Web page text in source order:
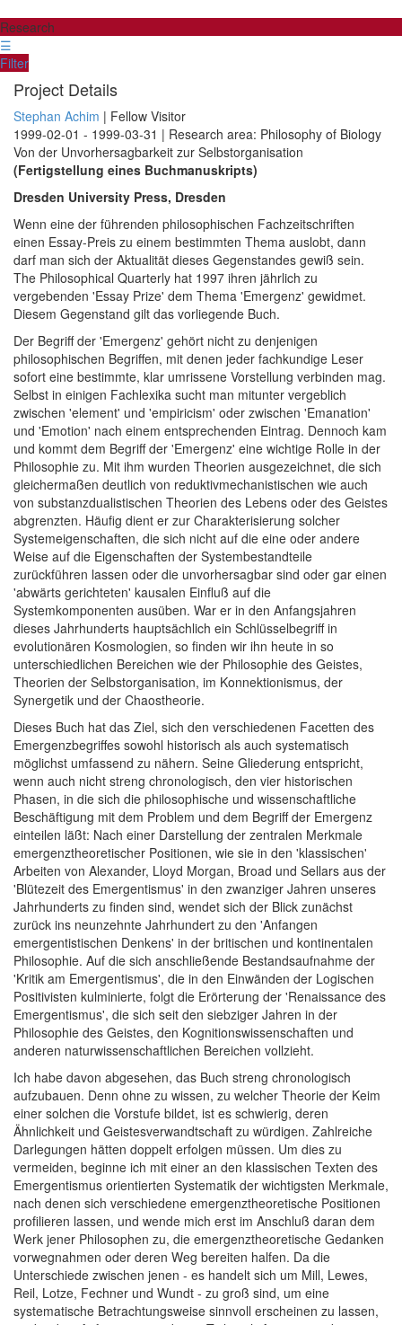
Research
☰
Filter
Project Details
Stephan Achim | Fellow Visitor
1999-02-01 - 1999-03-31 | Research area: Philosophy of Biology
Von der Unvorhersagbarkeit zur Selbstorganisation
(Fertigstellung eines Buchmanuskripts)
Dresden University Press, Dresden
Wenn eine der führenden philosophischen Fachzeitschriften
einen Essay-Preis zu einem bestimmten Thema auslobt, dann
darf man sich der Aktualität dieses Gegenstandes gewiß sein.
The Philosophical Quarterly hat 1997 ihren jährlich zu
vergebenden 'Essay Prize' dem Thema 'Emergenz' gewidmet.
Diesem Gegenstand gilt das vorliegende Buch.
Der Begriff der 'Emergenz' gehört nicht zu denjenigen
philosophischen Begriffen, mit denen jeder fachkundige Leser
sofort eine bestimmte, klar umrissene Vorstellung verbinden mag.
Selbst in einigen Fachlexika sucht man mitunter vergeblich
zwischen 'element' und 'empiricism' oder zwischen 'Emanation'
und 'Emotion' nach einem entsprechenden Eintrag. Dennoch kam
und kommt dem Begriff der 'Emergenz' eine wichtige Rolle in der
Philosophie zu. Mit ihm wurden Theorien ausgezeichnet, die sich
gleichermaßen deutlich von reduktivmechanistischen wie auch
von substanzdualistischen Theorien des Lebens oder des Geistes
abgrenzten. Häufig dient er zur Charakterisierung solcher
Systemeigenschaften, die sich nicht auf die eine oder andere
Weise auf die Eigenschaften der Systembestandteile
zurückführen lassen oder die unvorhersagbar sind oder gar einen
'abwärts gerichteten' kausalen Einfluß auf die
Systemkomponenten ausüben. War er in den Anfangsjahren
dieses Jahrhunderts hauptsächlich ein Schlüsselbegriff in
evolutionären Kosmologien, so finden wir ihn heute in so
unterschiedlichen Bereichen wie der Philosophie des Geistes,
Theorien der Selbstorganisation, im Konnektionismus, der
Synergetik und der Chaostheorie.
Dieses Buch hat das Ziel, sich den verschiedenen Facetten des
Emergenzbegriffes sowohl historisch als auch systematisch
möglichst umfassend zu nähern. Seine Gliederung entspricht,
wenn auch nicht streng chronologisch, den vier historischen
Phasen, in die sich die philosophische und wissenschaftliche
Beschäftigung mit dem Problem und dem Begriff der Emergenz
einteilen läßt: Nach einer Darstellung der zentralen Merkmale
emergenztheoretischer Positionen, wie sie in den 'klassischen'
Arbeiten von Alexander, Lloyd Morgan, Broad und Sellars aus der
'Blütezeit des Emergentismus' in den zwanziger Jahren unseres
Jahrhunderts zu finden sind, wendet sich der Blick zunächst
zurück ins neunzehnte Jahrhundert zu den 'Anfangen
emergentistischen Denkens' in der britischen und kontinentalen
Philosophie. Auf die sich anschließende Bestandsaufnahme der
'Kritik am Emergentismus', die in den Einwänden der Logischen
Positivisten kulminierte, folgt die Erörterung der 'Renaissance des
Emergentismus', die sich seit den siebziger Jahren in der
Philosophie des Geistes, den Kognitionswissenschaften und
anderen naturwissenschaftlichen Bereichen vollzieht.
Ich habe davon abgesehen, das Buch streng chronologisch
aufzubauen. Denn ohne zu wissen, zu welcher Theorie der Keim
einer solchen die Vorstufe bildet, ist es schwierig, deren
Ähnlichkeit und Geistesverwandtschaft zu würdigen. Zahlreiche
Darlegungen hätten doppelt erfolgen müssen. Um dies zu
vermeiden, beginne ich mit einer an den klassischen Texten des
Emergentismus orientierten Systematik der wichtigsten Merkmale,
nach denen sich verschiedene emergenztheoretische Positionen
profilieren lassen, und wende mich erst im Anschluß daran dem
Werk jener Philosophen zu, die emergenztheoretische Gedanken
vorwegnahmen oder deren Weg bereiten halfen. Da die
Unterschiede zwischen jenen - es handelt sich um Mill, Lewes,
Reil, Lotze, Fechner und Wundt - zu groß sind, um eine
systematische Betrachtungsweise sinnvoll erscheinen zu lassen,